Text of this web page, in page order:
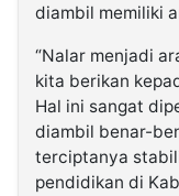
diambil memiliki
“Nalar menjadi
kita berikan
Hal ini sangat
diambil benar-
terciptanya
pendidikan di